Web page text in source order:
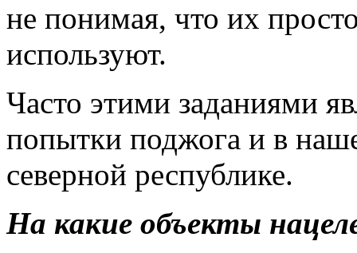
не понимая, что их
используют.
Часто этими заданиями
попытки поджога и в
северной республике.
На какие объекты